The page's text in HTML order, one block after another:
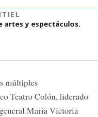
artes y espectáculos.
múltiples
Teatro Colón, liderado
María Victoria